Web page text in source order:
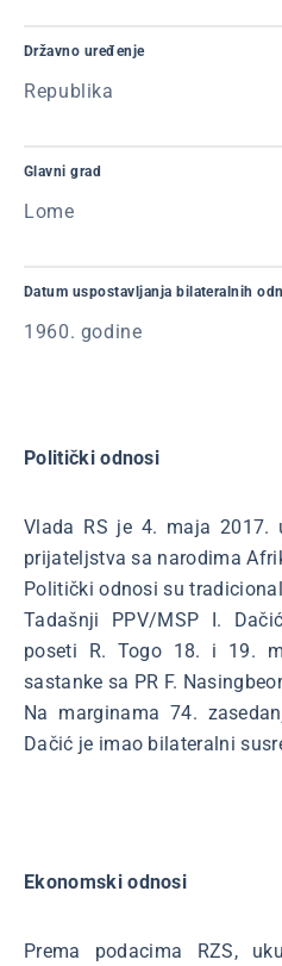
Državno uređenje
Republika
Glavni grad
Lome
Datum uspostavljanja bilateralnih
1960. godine
Politički odnosi
Vlada RS je 4. maja 2017.
prijateljstva sa narodima
Politički odnosi su
Tadašnji PPV/MSP I.
poseti R. Togo 18. i 19.
sastanke sa PR F.
Na marginama 74.
Dačić je imao bilateralni
Ekonomski odnosi
Prema podacima RZS,